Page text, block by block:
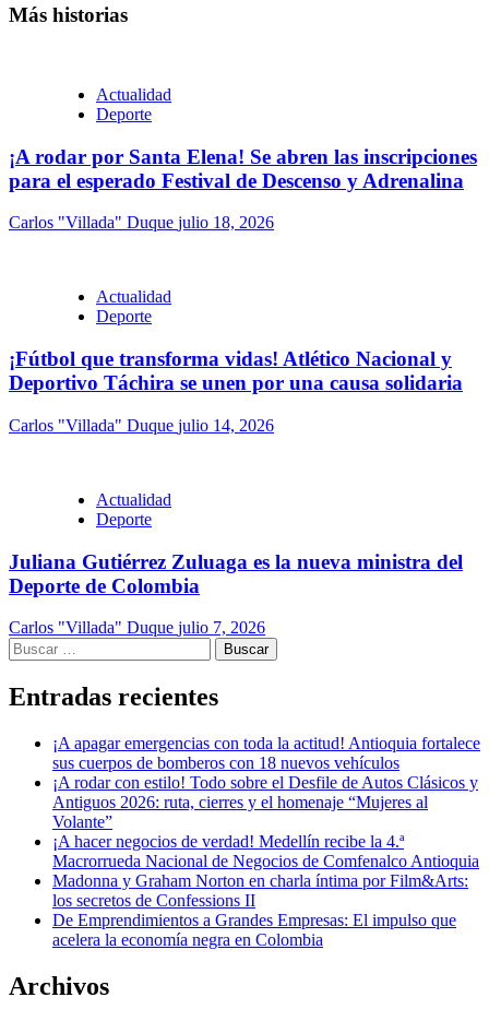
Más historias
Actualidad
Deporte
¡A rodar por Santa Elena! Se abren las inscripciones
para el esperado Festival de Descenso y Adrenalina
Carlos "Villada" Duque julio 18, 2026
Actualidad
Deporte
¡Fútbol que transforma vidas! Atlético Nacional y
Deportivo Táchira se unen por una causa solidaria
Carlos "Villada" Duque julio 14, 2026
Actualidad
Deporte
Juliana Gutiérrez Zuluaga es la nueva ministra del
Deporte de Colombia
Carlos "Villada" Duque julio 7, 2026
Buscar:
Entradas recientes
¡A apagar emergencias con toda la actitud! Antioquia fortalece
sus cuerpos de bomberos con 18 nuevos vehículos
¡A rodar con estilo! Todo sobre el Desfile de Autos Clásicos y
Antiguos 2026: ruta, cierres y el homenaje “Mujeres al
Volante”
¡A hacer negocios de verdad! Medellín recibe la 4.ª
Macrorrueda Nacional de Negocios de Comfenalco Antioquia
Madonna y Graham Norton en charla íntima por Film&Arts:
los secretos de Confessions II
De Emprendimientos a Grandes Empresas: El impulso que
acelera la economía negra en Colombia
Archivos